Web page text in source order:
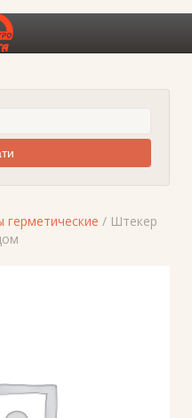
герметические / Штекер